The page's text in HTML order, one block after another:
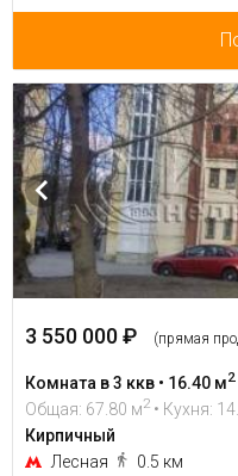
3 550 000 ₽ (прямая
Комната в 3 ккв • 16.40 м2
Общая: 67.80 м2 • Кухня:
Кирпичный
Лесная
0.5 км